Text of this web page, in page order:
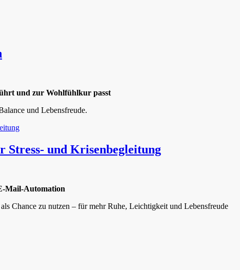
und zur Wohlfühlkur passt
und Lebensfreude.
und Krisenbegleitung
Mail-Automation
Chance zu nutzen – für mehr Ruhe, Leichtigkeit und Lebensfreude